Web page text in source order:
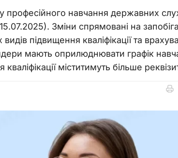
навчання державних
Зміни спрямовані на
підвищення кваліфікації та
мають оприлюднювати графік
міститимуть більше